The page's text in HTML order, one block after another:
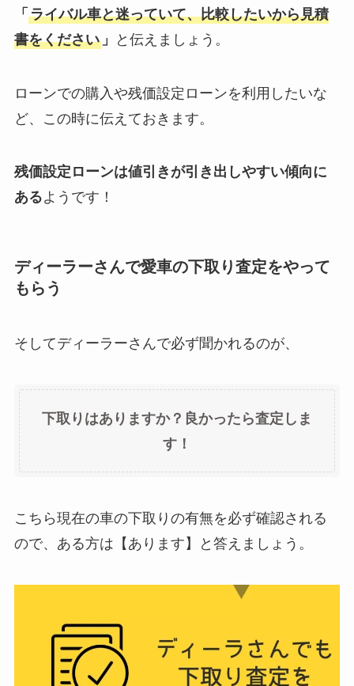
「 ライバル車と迷っていて、比較したいから見積
書をください」 と伝えましょう。
ローンでの購入や残価設定ローンを利用したいな
ど、この時に伝えておきます。
残価設定ローンは値引きが引き出しやすい傾向に
あるようです！
ディーラーさんで愛車の下取り査定をやって
もらう
そしてディーラーさんで必ず聞かれるのが、
下取りはありますか？良かったら査定しま
す！
こちら現在の車の下取りの有無を必ず確認される
ので、ある方は【あります】と答えましょう。